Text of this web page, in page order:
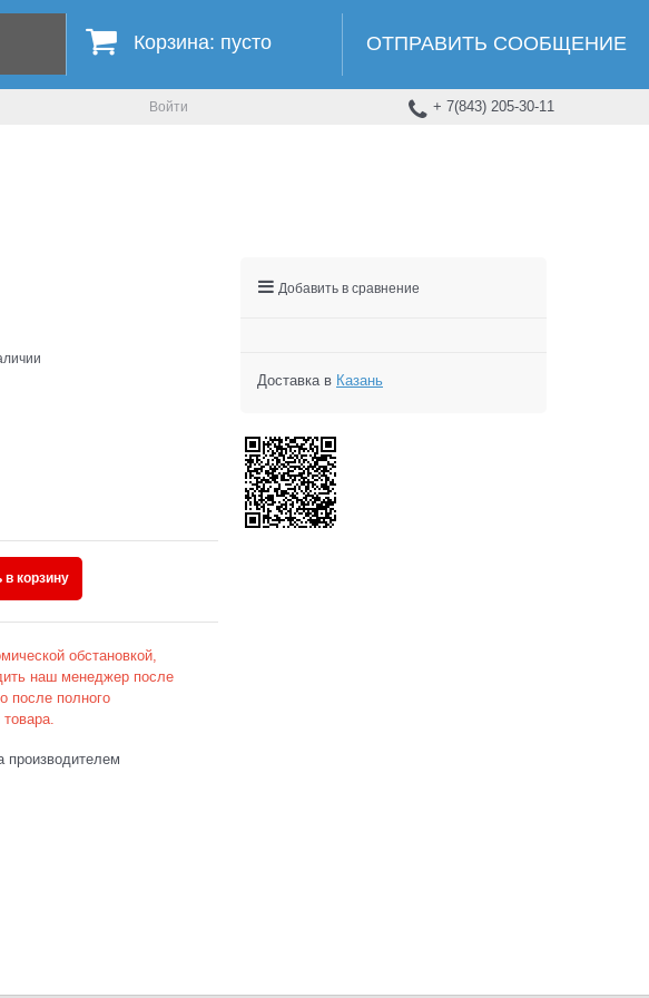
Корзина: пусто ОТПРАВИТЬ СООБЩЕНИЕ
Войти + 7(843) 205-30-11
в корзину
обстановкой,
наш менеджер после
после полного
производителем
Добавить в сравнение
Доставка в Казань